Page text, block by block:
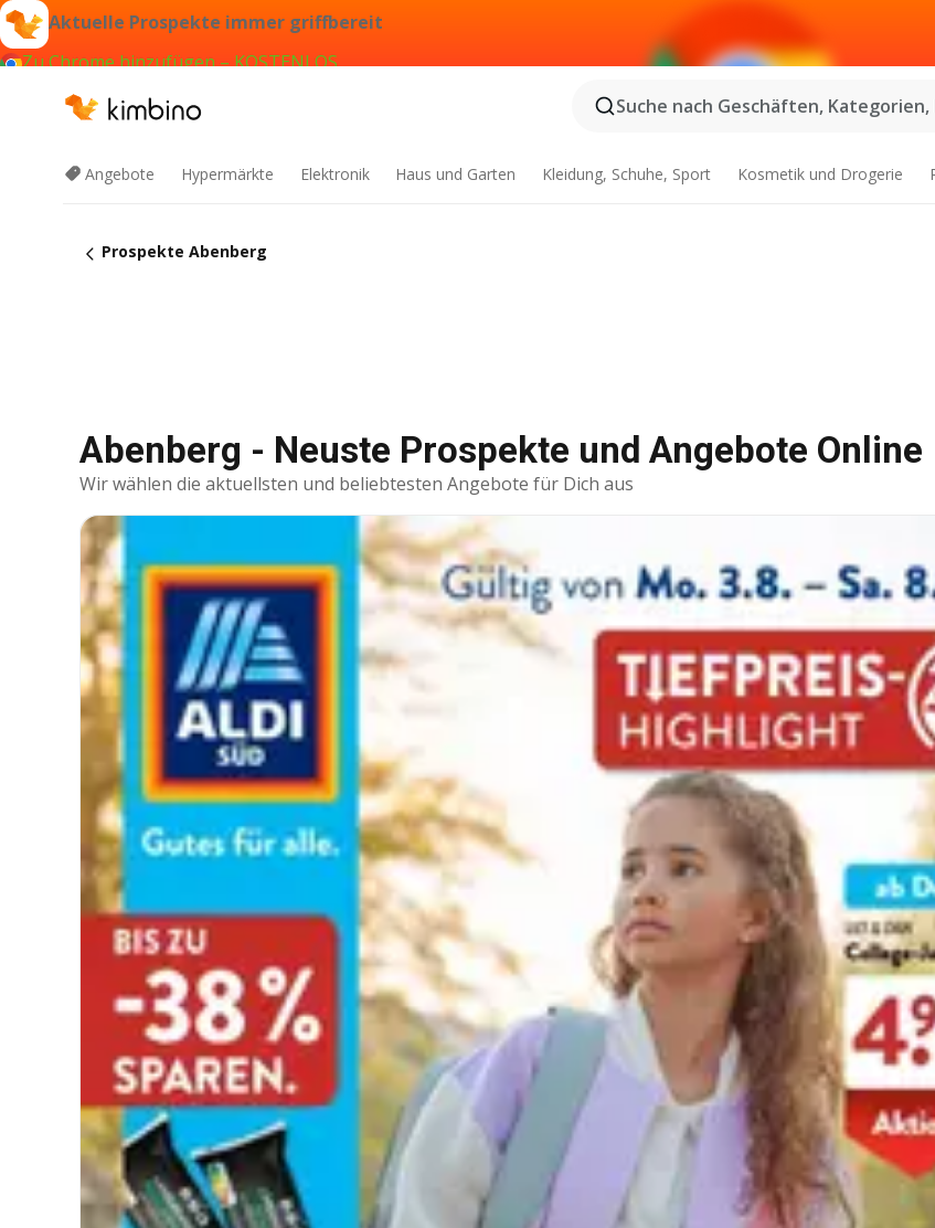
Aktuelle Prospekte immer griffbereit
Zu Chrome hinzufügen – KOSTENLOS
Suche nach Geschäften,
Angebote Hypermärkte Elektronik Haus und Garten Kleidung, Schuhe, Sport Kosmetik und Drogerie
Prospekte Abenberg
Abenberg - Neuste Prospekte und Angebote Online
Wir wählen die aktuellsten und beliebtesten Angebote für Dich aus